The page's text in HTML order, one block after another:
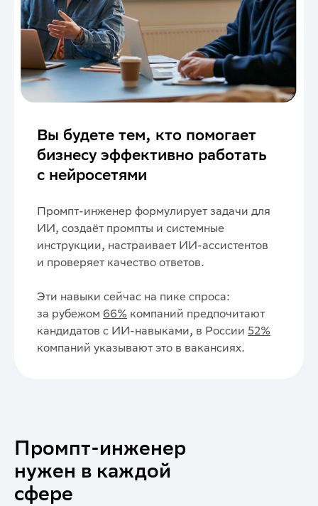
Вы будете тем, кто помогает
бизнесу эффективно работать
с нейросетями
Промпт-инженер формулирует задачи для
ИИ, создаёт промпты и системные
инструкции, настраивает ИИ-ассистентов
и проверяет качество ответов.
Эти навыки сейчас на пике спроса:
за рубежом 66% компаний предпочитают
кандидатов с ИИ-навыками, в России 52%
компаний указывают это в вакансиях.
Промпт-инженер
нужен в каждой
сфере